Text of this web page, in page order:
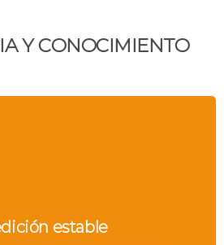
Y CONOCIMIENTO
estable